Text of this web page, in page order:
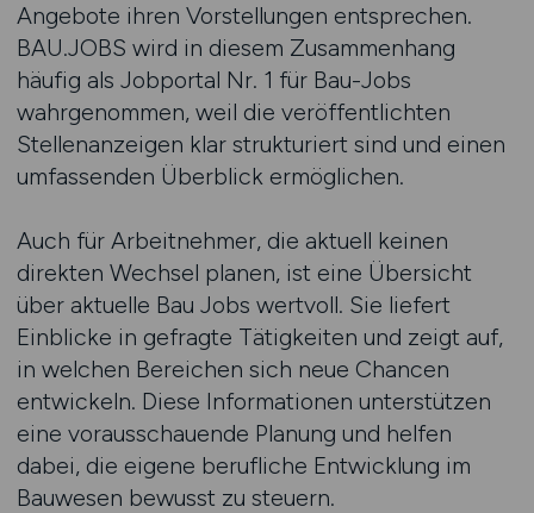
Angebote ihren Vorstellungen entsprechen.
BAU.JOBS wird in diesem Zusammenhang
häufig als Jobportal Nr. 1 für Bau-Jobs
wahrgenommen, weil die veröffentlichten
Stellenanzeigen klar strukturiert sind und einen
umfassenden Überblick ermöglichen.
Auch für Arbeitnehmer, die aktuell keinen
direkten Wechsel planen, ist eine Übersicht
über aktuelle Bau Jobs wertvoll. Sie liefert
Einblicke in gefragte Tätigkeiten und zeigt auf,
in welchen Bereichen sich neue Chancen
entwickeln. Diese Informationen unterstützen
eine vorausschauende Planung und helfen
dabei, die eigene berufliche Entwicklung im
Bauwesen bewusst zu steuern.